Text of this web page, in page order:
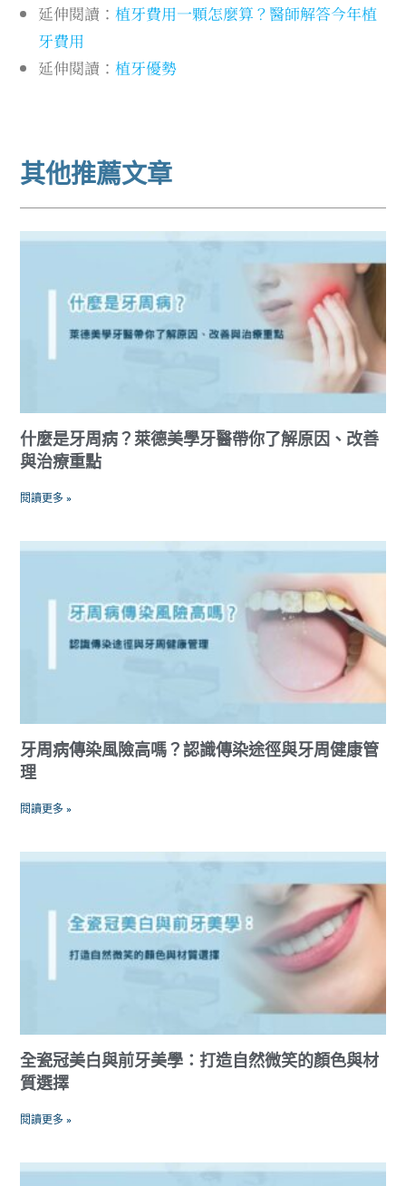
延伸閱讀：植牙費用一顆怎麼算？醫師解答今年植
牙費用
延伸閱讀：植牙優勢
其他推薦文章
什麼是牙周病？萊德美學牙醫帶你了解原因、改善
與治療重點
閱讀更多 »
牙周病傳染風險高嗎？認識傳染途徑與牙周健康管
理
閱讀更多 »
全瓷冠美白與前牙美學：打造自然微笑的顏色與材
質選擇
閱讀更多 »